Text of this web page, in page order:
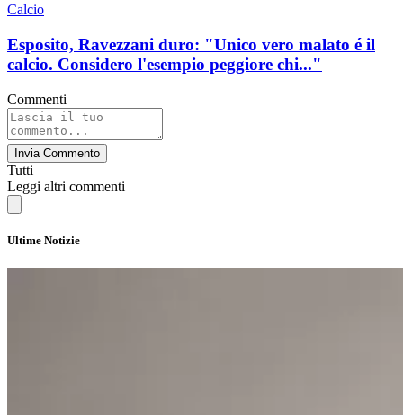
Calcio
Esposito, Ravezzani duro: "Unico vero malato é il
calcio. Considero l'esempio peggiore chi..."
Commenti
Invia Commento
Tutti
Leggi altri commenti
Ultime Notizie